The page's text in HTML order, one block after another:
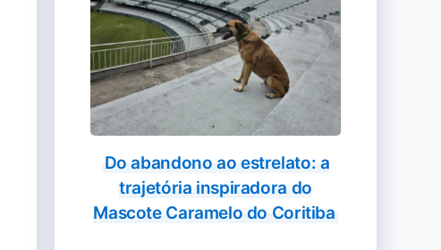
Do abandono ao estrelato: a
trajetória inspiradora do
Mascote Caramelo do Coritiba